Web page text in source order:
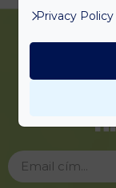
Privacy Policy